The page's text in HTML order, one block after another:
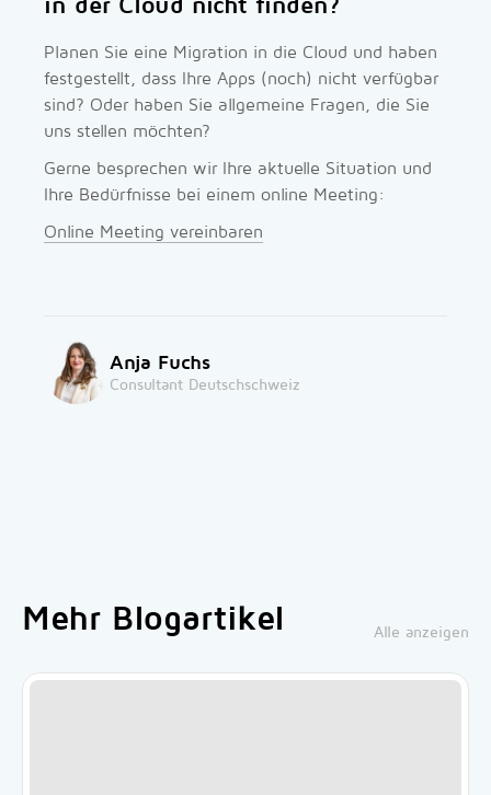
in der Cloud nicht finden?
Planen Sie eine Migration in die Cloud und haben
festgestellt, dass Ihre Apps (noch) nicht verfügbar
sind? Oder haben Sie allgemeine Fragen, die Sie
uns stellen möchten?
Gerne besprechen wir Ihre aktuelle Situation und
Ihre Bedürfnisse bei einem online Meeting:
Online Meeting vereinbaren
Anja Fuchs
Consultant Deutschschweiz
Mehr Blogartikel Alle anzeigen